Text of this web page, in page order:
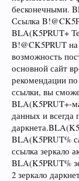
бесконечными.
Ссылка
BLA(K5PRUT+
B!@CK5PRUT на
возможность
основной сайт
рекомендации
ссылки, вы
BLA(K5PRUT+-
данных и всегда
BLA(K5PRUT%
ссылка зеркало
BLA(K5PRUT%
2 зеркало